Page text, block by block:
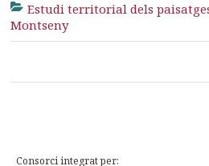
Estudi territorial dels
Montseny
Consorci integrat per: